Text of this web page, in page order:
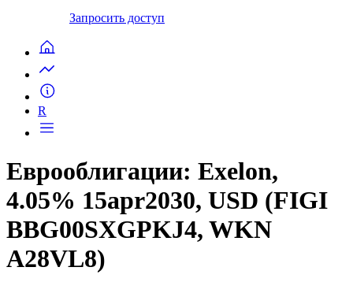
Запросить доступ
R
Еврооблигации: Exelon,
4.05% 15apr2030, USD (FIGI
BBG00SXGPKJ4, WKN
A28VL8)